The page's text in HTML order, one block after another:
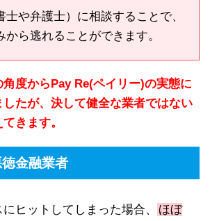
士や弁護士）に相談することで、
ら逃れることができます。
度からPay Re(ペイリー)の実態に
たが、決して健全な業者ではない
きます。
金融業者
ヒットしてしまった場合、
ほぼ